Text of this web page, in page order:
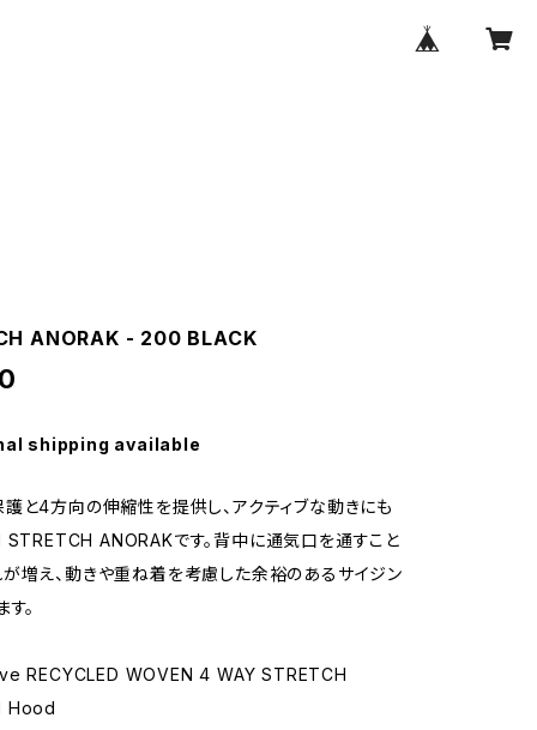
ANORAK - 200 BLACK
shipping available
と4方向の伸縮性を提供し、アクティブな動きにも
ANORAKです。背中に通気口を通すこと
増え、動きや重ね着を考慮した余裕のあるサイジン
。
RECYCLED WOVEN 4 WAY STRETCH
Hood